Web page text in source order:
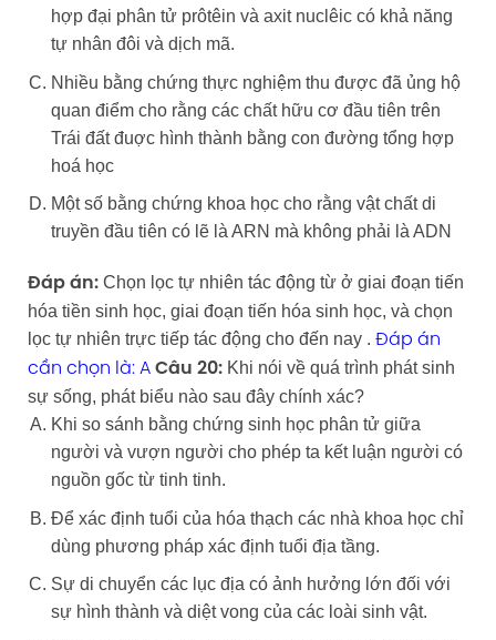
hợp đại phân tử prôtêin và axit nuclêic có khả năng
tự nhân đôi và dịch mã.
Nhiều bằng chứng thực nghiệm thu được đã ủng hộ
quan điểm cho rằng các chất hữu cơ đầu tiên trên
Trái đất đuợc hình thành bằng con đường tổng hợp
hoá học
Một số bằng chứng khoa học cho rằng vật chất di
truyền đầu tiên có lẽ là ARN mà không phải là ADN
Đáp án:Chọn lọc tự nhiên tác động từ ở giai đoạn tiến
hóa tiền sinh học, giai đoạn tiến hóa sinh học, và chọn
lọc tự nhiên trực tiếp tác động cho đến nay . Đáp án
cần chọn là: A Câu 20:Khi nói về quá trình phát sinh
sự sống, phát biểu nào sau đây chính xác?
Khi so sánh bằng chứng sinh học phân tử giữa
người và vượn người cho phép ta kết luận người có
nguồn gốc từ tinh tinh.
Để xác định tuổi của hóa thạch các nhà khoa học chỉ
dùng phương pháp xác định tuổi địa tầng.
Sự di chuyển các lục địa có ảnh hưởng lớn đối với
sự hình thành và diệt vong của các loài sinh vật.